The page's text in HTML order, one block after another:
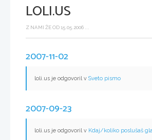
LOLI.US
Z NAMI ŽE OD 15.05.2006 ...
2007-11-02
loli.us je odgovoril v Sveto pismo
2007-09-23
loli.us je odgovoril v Kdaj/koliko poslušaš